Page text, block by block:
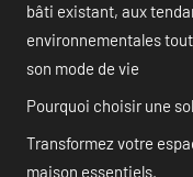
bâti existant, aux
environnementales
son mode de vie
Pourquoi choisir une
Transformez votre
maison essentiels.